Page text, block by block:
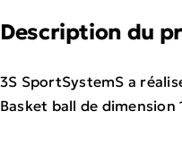
Description du
3S SportSystemS a
Basket ball de dimension